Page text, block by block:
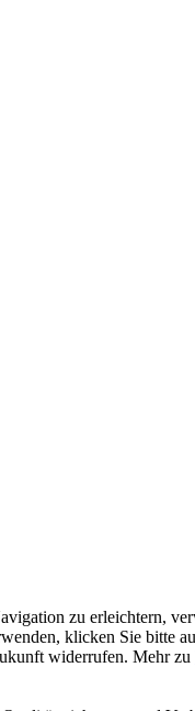
zu erleichtern,
klicken Sie
widerrufen. Mehr zu